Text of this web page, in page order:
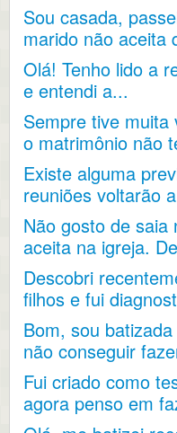
Sou casada,
marido não aceita
Olá! Tenho lido a
e entendi a...
Sempre tive
o matrimônio não
Existe alguma
reuniões voltarão
Não gosto de
aceita na igreja.
Descobri
filhos e fui
Bom, sou
não conseguir
Fui criado como
agora penso em